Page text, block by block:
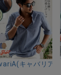
ルマンハーフス
ツ加工イージー
キャバリア)